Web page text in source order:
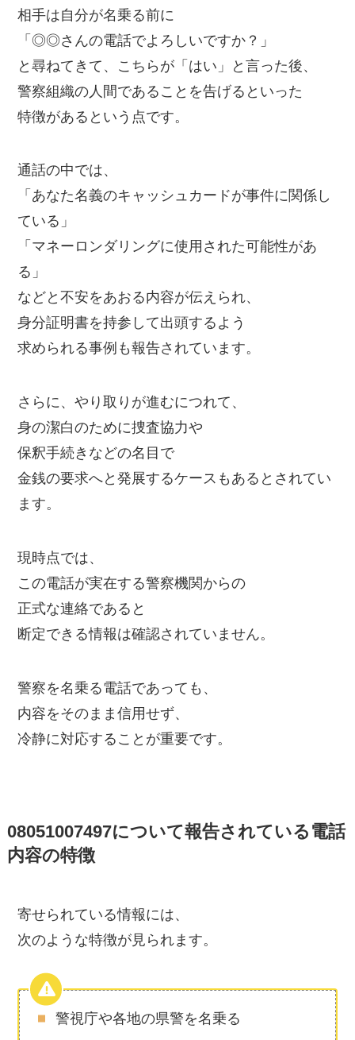
相手は自分が名乗る前に
「◎◎さんの電話でよろしいですか？」
と尋ねてきて、こちらが「はい」と言った後、
警察組織の人間であることを告げるといった
特徴があるという点です。
通話の中では、
「あなた名義のキャッシュカードが事件に関係し
ている」
「マネーロンダリングに使用された可能性があ
る」
などと不安をあおる内容が伝えられ、
身分証明書を持参して出頭するよう
求められる事例も報告されています。
さらに、やり取りが進むにつれて、
身の潔白のために捜査協力や
保釈手続きなどの名目で
金銭の要求へと発展するケースもあるとされてい
ます。
現時点では、
この電話が実在する警察機関からの
正式な連絡であると
断定できる情報は確認されていません。
警察を名乗る電話であっても、
内容をそのまま信用せず、
冷静に対応することが重要です。
08051007497について報告されている電話
内容の特徴
寄せられている情報には、
次のような特徴が見られます。
警視庁や各地の県警を名乗る